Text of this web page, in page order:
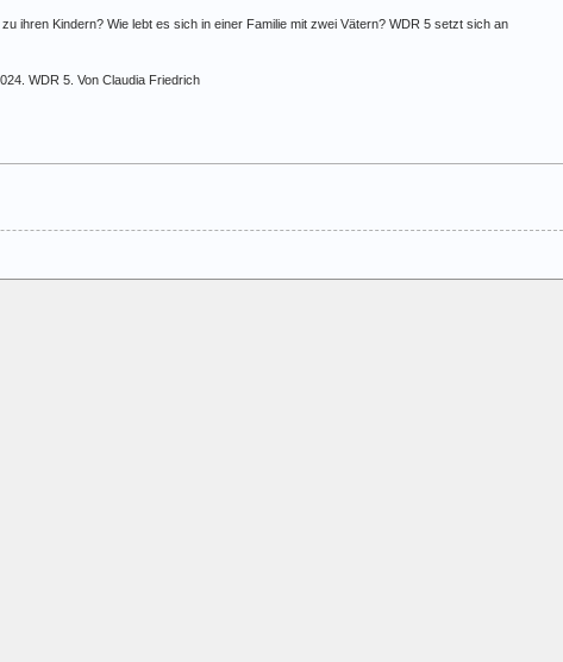
ihren Kindern? Wie lebt es sich in einer Familie mit zwei Vätern? WDR 5 setzt sich an
WDR 5. Von Claudia Friedrich